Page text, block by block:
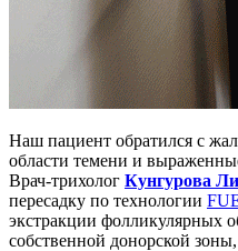
Наш пациент обратился с
области темени и
Врач-трихолог Кунгурова
пересадку по технологии
экстракции фолликулярных
собственной донорской